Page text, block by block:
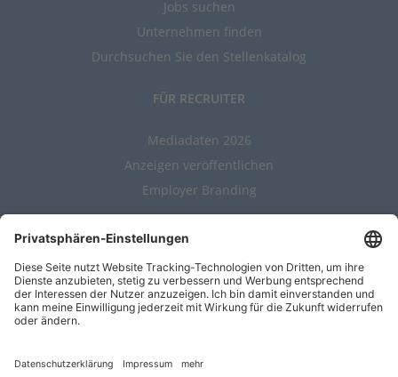
Jobs suchen
Unternehmen finden
Durchsuchen Sie den Stellenkatalog
FÜR RECRUITER
Mediadaten 2026
Anzeigen veröffentlichen
Employer Branding
ALLGEMEIN
Kontakt
AGBs